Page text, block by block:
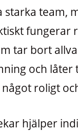
starka team,
fungerar
tar bort
och låter
roligt
hjälper